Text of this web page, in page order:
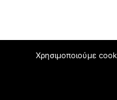
Χρησιμοποιούμε